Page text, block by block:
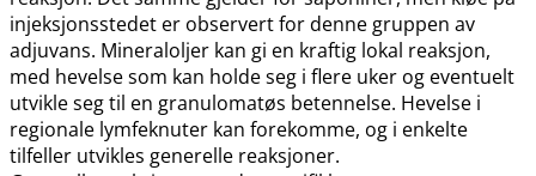
injeksjonsstedet er observert for denne gruppen av
adjuvans. Mineraloljer kan gi en kraftig lokal reaksjon,
med hevelse som kan holde seg i flere uker og eventuelt
utvikle seg til en granulomatøs betennelse. Hevelse i
regionale lymfeknuter kan forekomme, og i enkelte
tilfeller utvikles generelle reaksjoner.